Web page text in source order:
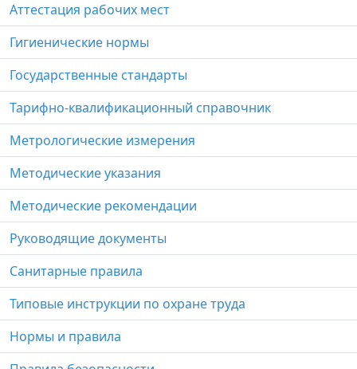
Аттестация рабочих мест
Гигиенические нормы
Государственные стандарты
Тарифно-квалификационный справочник
Метрологические измерения
Методические указания
Методические рекомендации
Руководящие документы
Санитарные правила
Типовые инструкции по охране труда
Нормы и правила